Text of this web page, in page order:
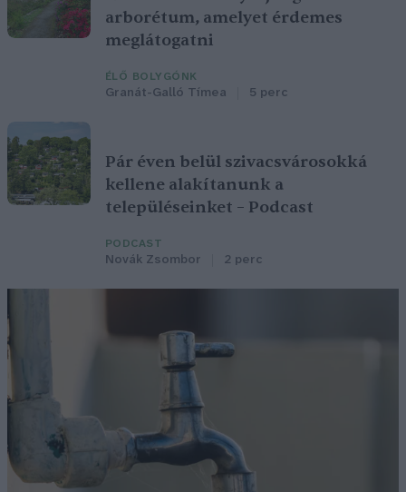
arborétum, amelyet érdemes
meglátogatni
ÉLŐ BOLYGÓNK
Granát-Galló Tímea 5 perc
Pár éven belül szivacsvárosokká
kellene alakítanunk a
településeinket – Podcast
PODCAST
Novák Zsombor 2 perc